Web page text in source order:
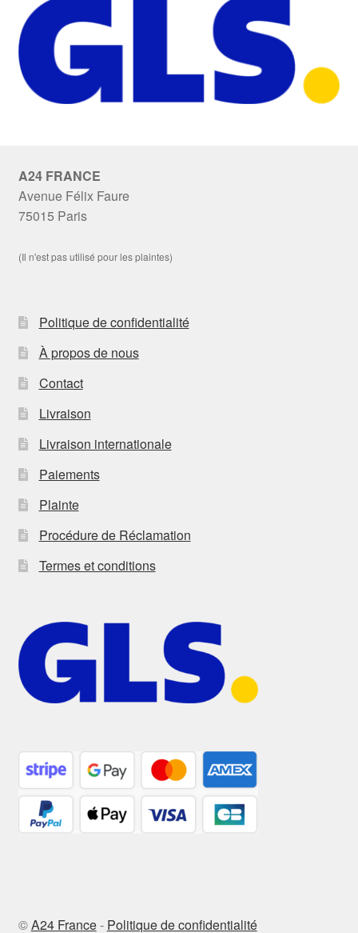
A24 FRANCE
Avenue Félix Faure
75015 Paris
(Il n'est pas utilisé pour les plaintes)
Politique de confidentialité
À propos de nous
Contact
Livraison
Livraison internationale
Paiements
Plainte
Procédure de Réclamation
Termes et conditions
©A24 France- Politique de confidentialité